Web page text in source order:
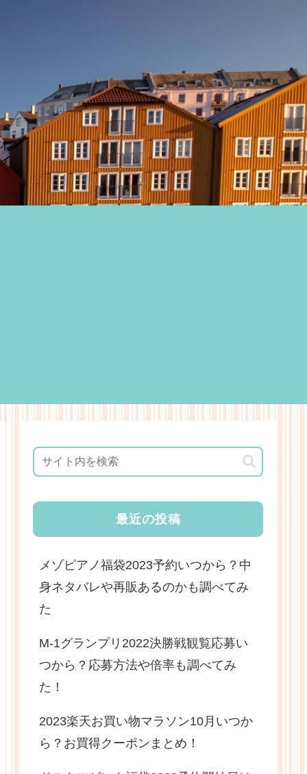
最近の投稿
メゾピアノ福袋2023予約いつから？中
身ネタバレや再販あるのかも調べてみ
た
M-1グランプリ2022決勝戦観覧応募い
つから？応募方法や倍率も調べてみ
た！
2023楽天お買い物マラソン10月いつか
ら？お買得クーポンまとめ！